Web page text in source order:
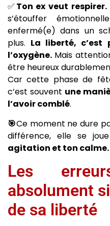
✅ Ton ex veut respirer.
s’étouffer
enfermé(e) dans un
plus. La liberté,
l’oxygène. Mais
être heureux
Car cette phase de
c’est souvent une
l’avoir comblé.
🎯Ce moment ne dure
différence, elle se
agitation et ton calme.
Les
absolument
de sa liberté